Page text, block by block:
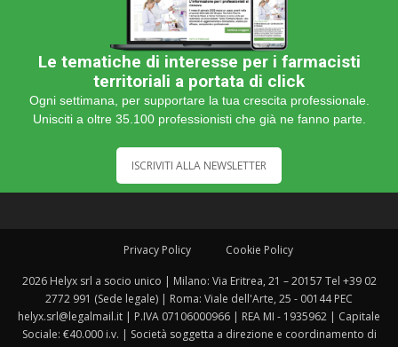
Le tematiche di interesse per i farmacisti
territoriali a portata di click
Ogni settimana, per supportare la tua crescita professionale.
Unisciti a oltre 35.100 professionisti che già ne fanno parte.
ISCRIVITI ALLA NEWSLETTER
Privacy Policy Cookie Policy
2026 Helyx srl a socio unico | Milano: Via Eritrea, 21 – 20157 Tel +39 02
2772 991 (Sede legale) | Roma: Viale dell'Arte, 25 - 00144 PEC
helyx.srl@legalmail.it | P.IVA 07106000966 | REA MI - 1935962 | Capitale
Sociale: €40.000 i.v. | Società soggetta a direzione e coordinamento di